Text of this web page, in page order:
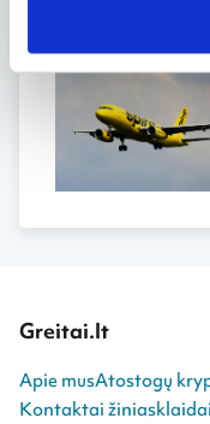
Greitai.lt
Apie musAtostogų
Kontaktai žiniasklaidai